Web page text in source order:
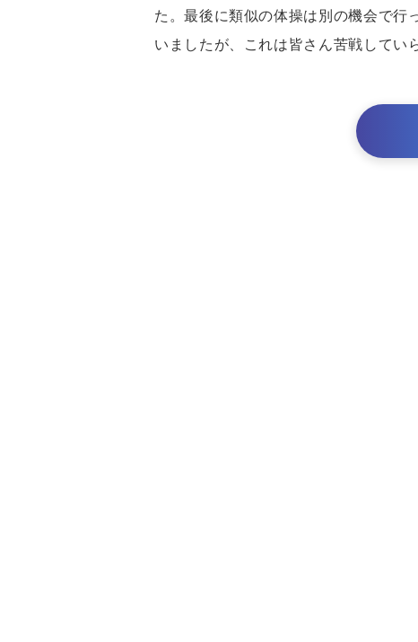
た。最後に類似の体操は別の機会で行
いましたが、これは皆さん苦戦してい